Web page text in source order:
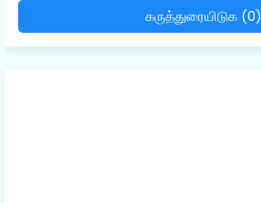
கருத்துரையிடுக (0)